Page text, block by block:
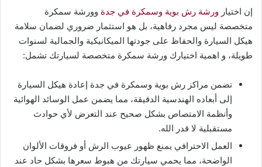
إن اختيار ورشة رش بوية وسمكرة في جدة وورشة سمكرة
متخصصة ليس مجرد رفاهية، بل هو استثمار ضروري لضمان سلامة
هيكل السيارة والحفاظ على جودتها الميكانيكية والجمالية لسنوات
طويلة، و اهمية اختيارك ورشة سمكرة متخصصة لسيارتك تشمل:
تضمن مراكز رش بوية وسمكرة في جدة إعادة هيكل السيارة
إلى أبعاده الهندسية الدقيقة، مما يضمن عمل الوسائد الهوائية
وأنظمة الامتصاص بشكل صحيح عند التعرض لأي حوادث
مستقبلية لا قدر الله.
العمل الاحترافي يمنع ظهور عيوب الرش أو فروقات الألوان
الواضحة، مما يحمي سيارتك من هبوط سعرها بشكل حاد عند